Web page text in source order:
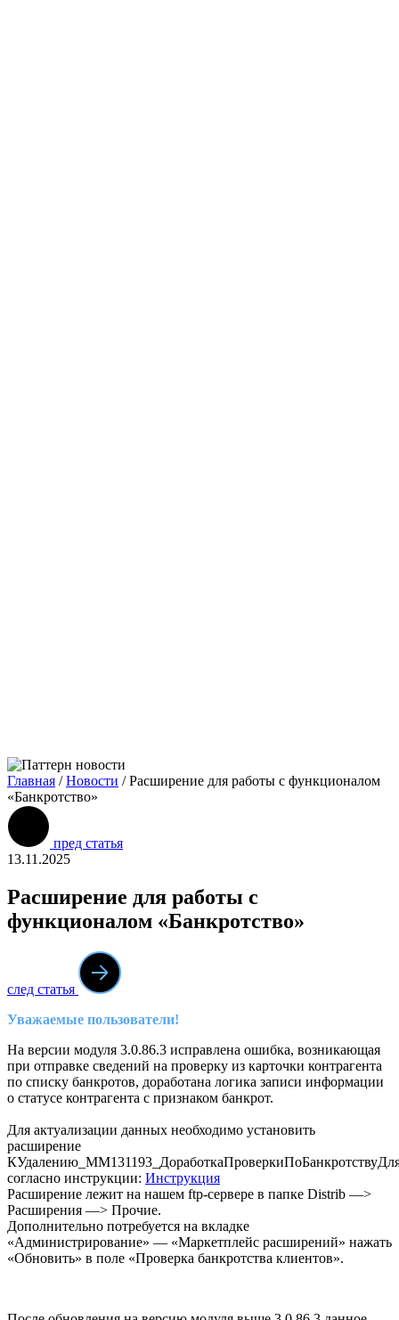
Главная /Новости /Расширение для работы с функционалом
«Банкротство»
пред статья
13.11.2025
Расширение для работы с
функционалом «Банкротство»
след статья
Уважаемые пользователи!
На версии модуля 3.0.86.3 исправлена ошибка, возникающая
при отправке сведений на проверку из карточки контрагента
по списку банкротов, доработана логика записи информации
о статусе контрагента с признаком банкрот.
Для актуализации данных необходимо установить
расширение
согласно инструкции: Инструкция
Расширение лежит на нашем ftp-сервере в папке Distrib —>
Расширения —> Прочие.
Дополнительно потребуется на вкладке
«Администрирование» — «Маркетплейс расширений» нажать
«Обновить» в поле «Проверка банкротства клиентов».